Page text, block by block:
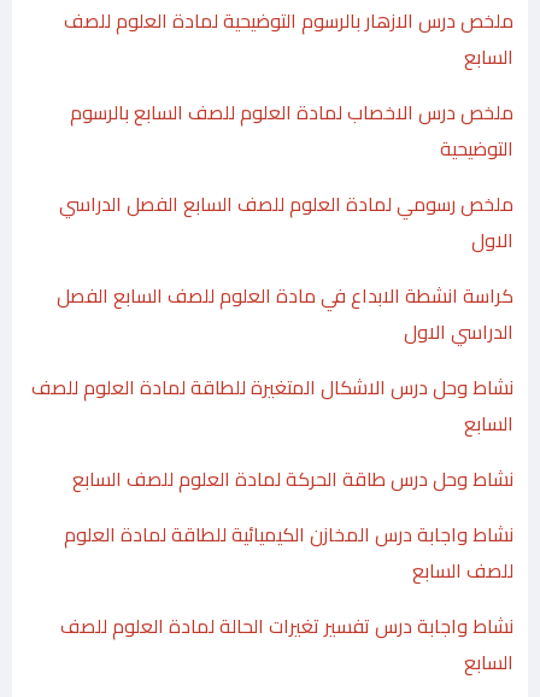
ملخص درس الازهار بالرسوم التوضيحية لمادة العلوم للصف
السابع
ملخص درس الاخصاب لمادة العلوم للصف السابع بالرسوم
التوضيحية
ملخص رسومي لمادة العلوم للصف السابع الفصل الدراسي
الاول
كراسة انشطة الابداع في مادة العلوم للصف السابع الفصل
الدراسي الاول
نشاط وحل درس الاشكال المتغيرة للطاقة لمادة العلوم للصف
السابع
نشاط وحل درس طاقة الحركة لمادة العلوم للصف السابع
نشاط واجابة درس المخازن الكيميائية للطاقة لمادة العلوم
للصف السابع
نشاط واجابة درس تفسير تغيرات الحالة لمادة العلوم للصف
السابع